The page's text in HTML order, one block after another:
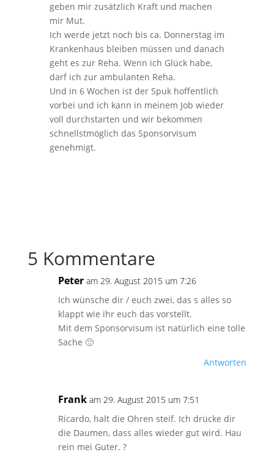
geben mir zusätzlich Kraft und machen
mir Mut.
Ich werde jetzt noch bis ca. Donnerstag im
Krankenhaus bleiben müssen und danach
geht es zur Reha. Wenn ich Glück habe,
darf ich zur ambulanten Reha.
Und in 6 Wochen ist der Spuk hoffentlich
vorbei und ich kann in meinem Job wieder
voll durchstarten und wir bekommen
schnellstmöglich das Sponsorvisum
genehmigt.
5 Kommentare
Peter am 29. August 2015 um 7:26
Ich wünsche dir / euch zwei, das s alles so
klappt wie ihr euch das vorstellt.
Mit dem Sponsorvisum ist natürlich eine tolle
Sache 🙂
Antworten
Frank am 29. August 2015 um 7:51
Ricardo, halt die Ohren steif. Ich drücke dir
die Daumen, dass alles wieder gut wird. Hau
rein mei Guter. ?